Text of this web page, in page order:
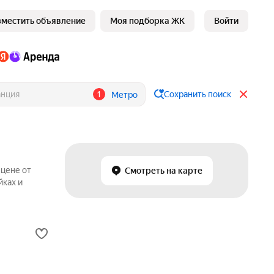
объявление Моя подборка ЖК Войти
1 Метро Сохранить поиск
Смотреть на карте
от
и